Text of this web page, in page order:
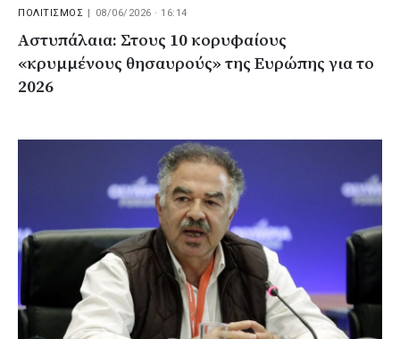
ΠΟΛΙΤΙΣΜΟΣ 08/06/2026 · 16:14
Αστυπάλαια: Στους 10 κορυφαίους
«κρυμμένους θησαυρούς» της Ευρώπης για το
2026